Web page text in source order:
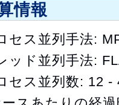
情報
セス並列手法:
ッド並列手法:
セス並列数: 12 -